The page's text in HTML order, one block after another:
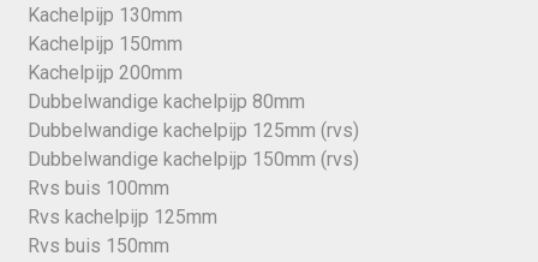
Kachelpijp 130mm
Kachelpijp 150mm
Kachelpijp 200mm
Dubbelwandige kachelpijp 80mm
Dubbelwandige kachelpijp 125mm (rvs)
Dubbelwandige kachelpijp 150mm (rvs)
Rvs buis 100mm
Rvs kachelpijp 125mm
Rvs buis 150mm